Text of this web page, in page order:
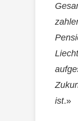
ist.»